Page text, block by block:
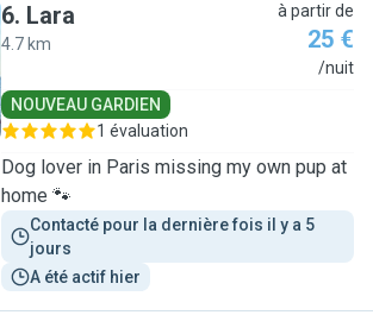
6. Lara
4.7 km
à partir de
25 €
/nuit
NOUVEAU GARDIEN
1 évaluation
Dog lover in Paris missing my own pup at
home 🐾
Contacté pour la dernière fois il y a 5
jours
A été actif hier